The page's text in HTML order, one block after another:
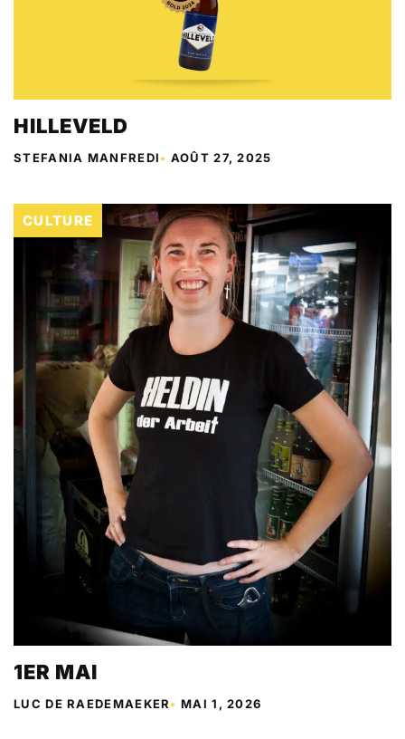
HILLEVELD
STEFANIA MANFREDI• AOÛT 27, 2025
CULTURE
1ER MAI
LUC DE RAEDEMAEKER•MAI 1, 2026